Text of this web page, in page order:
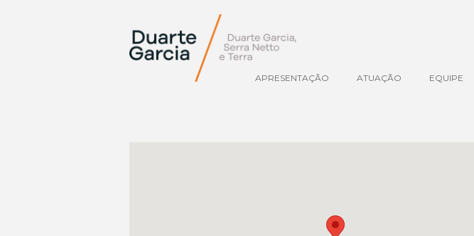
APRESENTAÇÃO ATUAÇÃO EQUIPE